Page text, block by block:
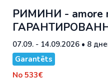
РИМИНИ - amore
07.09. - 14.09.2026 • 8
Garantēts
No 533€